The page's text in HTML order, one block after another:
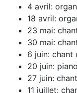
4 avril:
18 avril:
23 mai:
30 mai:
6 juin: chant
20 juin:
27 juin:
11 juillet: